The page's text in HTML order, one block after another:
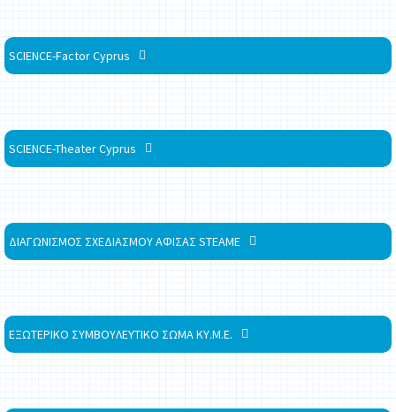
SCIENCE-Factor Cyprus
SCIENCE-Theater Cyprus
ΔΙΑΓΩΝΙΣΜΟΣ ΣΧΕΔΙΑΣΜΟΥ ΑΦΙΣΑΣ STEAME
ΕΞΩΤΕΡΙΚΟ ΣΥΜΒΟΥΛΕΥΤΙΚΟ ΣΩΜΑ ΚΥ.Μ.Ε.